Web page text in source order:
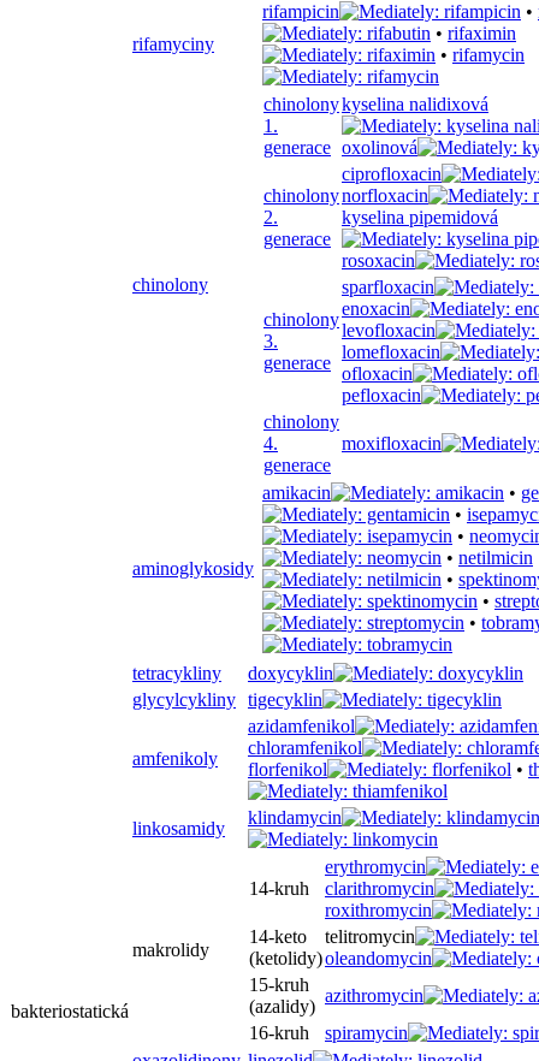
rifamyciny
rifampicin •
• rifaximin
• rifamycin
chinolony
chinolony
1.
generace
kyselina nalidixová
oxolinová
chinolony
2.
generace
ciprofloxacin
norfloxacin
kyselina pipemidová
rosoxacin
chinolony
3.
generace
sparfloxacin
enoxacin
levofloxacin
lomefloxacin
ofloxacin
pefloxacin
chinolony
4.
generace
moxifloxacin
aminoglykosidy
amikacin •
•
•
• netilmicin
•
•
•
bakteriostatická
tetracykliny
doxycyklin
glycylcykliny tigecyklin
amfenikoly
azidamfenikol
chloramfenikol
florfenikol
•
linkosamidy
klindamycin
makrolidy
14-kruh
erythromycin
clarithromycin
roxithromycin
14-keto
(ketolidy)
telitromycin
oleandomycin
15-kruh
(azalidy)
azithromycin
16-kruh
spiramycin